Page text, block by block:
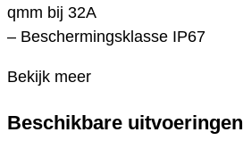
qmm bij 32A
– Beschermingsklasse IP67
Bekijk meer
Beschikbare uitvoeringen